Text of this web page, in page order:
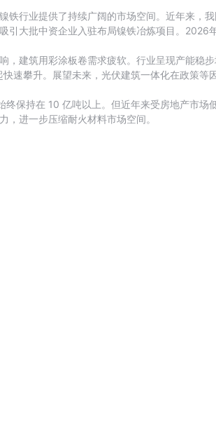
铁行业提供了持续广阔的市场空间。近年来，
引大批中资企业入驻布局镍铁冶炼项目。
，建筑用彩涂板卷需求疲软。行业呈现产能稳
速攀升。展望未来，光伏建筑一体化在政策等
保持在 10 亿吨以上。但近年来受房地产市
进一步压缩耐火材料市场空间。